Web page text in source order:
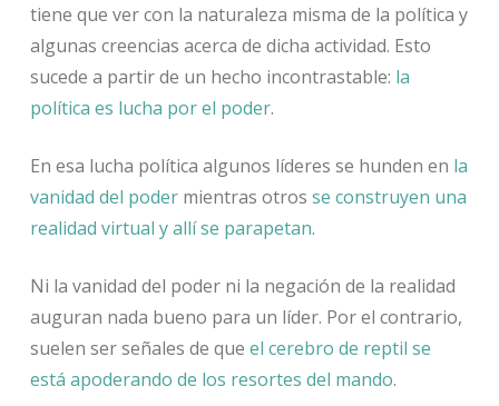
tiene que ver con la naturaleza misma de la política y
algunas creencias acerca de dicha actividad. Esto
sucede a partir de un hecho incontrastable: la
política es lucha por el poder.
En esa lucha política algunos líderes se hunden en la
vanidad del podermientras otros se construyen una
realidad virtual y allí se parapetan.
Ni la vanidad del poder ni la negación de la realidad
auguran nada bueno para un líder. Por el contrario,
suelen ser señales de que el cerebro de reptil se
está apoderando de los resortes del mando.